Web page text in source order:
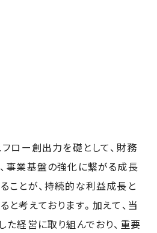
ロー創出力を礎として、財務
事業基盤の強化に繋がる成長
ことが、持続的な利益成長と
考えております。加えて、当
た経営に取り組んでおり、重要